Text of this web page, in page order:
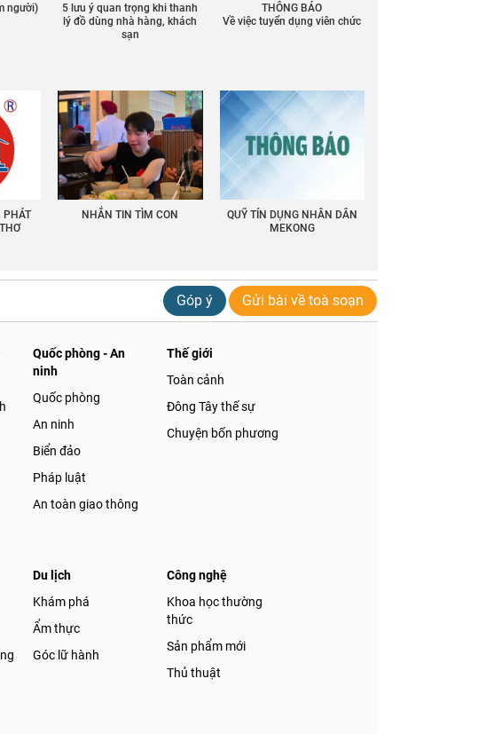
người)
5 lưu ý quan trọng khi thanh
lý đồ dùng nhà hàng, khách
sạn
THÔNG BÁO
Về việc tuyển dụng viên chức
PHÁT
NHẮN TIN TÌM CON
QUỸ TÍN DỤNG NHÂN DÂN
MEKONG
Góp ý Gửi bài về toà soạn
Quốc phòng - An
ninh
Quốc phòng
An ninh
Biển đảo
Pháp luật
An toàn giao thông
Thế giới
Toàn cảnh
Đông Tây thế sự
Chuyện bốn phương
Du lịch
Khám phá
Ẩm thực
Góc lữ hành
Công nghệ
Khoa học thường
thức
Sản phẩm mới
Thủ thuật